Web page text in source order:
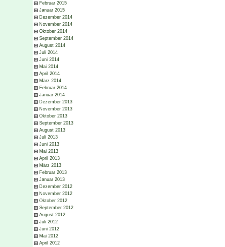
Februar 2015
Januar 2015
Dezember 2014
November 2014
Oktober 2014
September 2014
August 2014
Juli 2014
Juni 2014
Mai 2014
April 2014
März 2014
Februar 2014
Januar 2014
Dezember 2013
November 2013
Oktober 2013
September 2013
August 2013
Juli 2013
Juni 2013
Mai 2013
April 2013
März 2013
Februar 2013
Januar 2013
Dezember 2012
November 2012
Oktober 2012
September 2012
August 2012
Juli 2012
Juni 2012
Mai 2012
April 2012